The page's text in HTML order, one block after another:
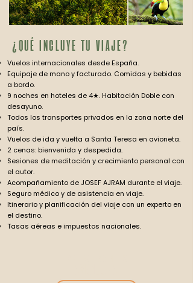
¿QUÉ INCLUYE TU VIAJE?
Vuelos internacionales desde España.
Equipaje de mano y facturado. Comidas y bebidas
a bordo.
9 noches en hoteles de 4★. Habitación Doble con
desayuno.
Todos los transportes privados en la zona norte del
país.
Vuelos de ida y vuelta a Santa Teresa en avioneta.
2 cenas: bienvenida y despedida.
Sesiones de meditación y crecimiento personal con
el autor.
Acompañamiento de JOSEF AJRAM durante el viaje.
Seguro médico y de asistencia en viaje.
Itinerario y planificación del viaje con un experto en
el destino.
Tasas aéreas e impuestos nacionales.